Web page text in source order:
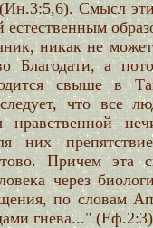
Смысл
никак не
Благодати, а
свыше в
что все
них
Причем эта
через
по словам
гнева..." (Еф.2:3)